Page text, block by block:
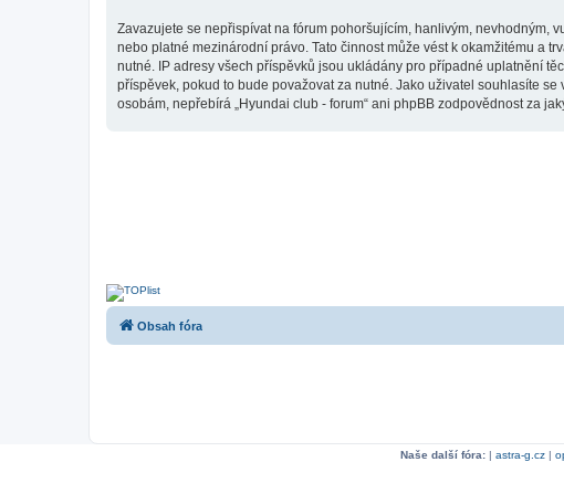
Zavazujete se nepřispívat na fórum pohoršujícím, hanlivým, nevhodným,
nebo platné mezinárodní právo. Tato činnost může vést k okamžitému a
nutné. IP adresy všech příspěvků jsou ukládány pro případné uplatnění
příspěvek, pokud to bude považovat za nutné. Jako uživatel souhlasíte
osobám, nepřebírá „Hyundai club - forum“ ani phpBB zodpovědnost za
Obsah fóra
Naše další fóra:| astra-g.cz|